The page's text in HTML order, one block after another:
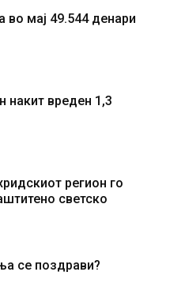
во мај 49.544 денари
накит вреден 1,3
регион го
светско
се поздрави?